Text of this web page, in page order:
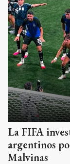
La FIFA
argentinos
Malvinas